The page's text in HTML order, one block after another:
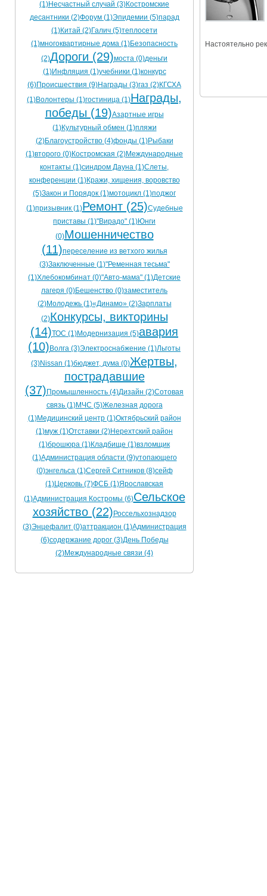
Ограничения движения транспорта на майские
Электронные транспортные карты
Настоятельно
(1)Несчастный случай (3)Костромские
десантники (2)Форум (1)Эпидемии (5)парад
(1)Китай (2)Галич (5)теплосети
(1)многоквартирные дома (1)Безопасность
(2)Дороги (29)моста (0)деньги
(1)Инфляция (1)учебники (1)конкурс
(6)Происшествия (9)Награды (3)газ (2)КГСХА
(1)Волонтеры (1)гостиница (1)Награды,
победы (19)Азартные игры
(1)Культурный обмен (1)пляжи
(2)Благоустройство (4)фонды (1)Рыбаки
(1)второго (0)Костромская (2)Международные
контакты (1)синдром Дауна (1)Слеты,
конференции (1)Кражи, хищения, воровство
(5)Закон и Порядок (1)мотоцикл (1)поджог
(1)призывник (1)Ремонт (25)Судебные
приставы (1)"Вирадо" (1)Юнги
(0)Мошенничество
(11)переселение из ветхого жилья
(3)Заключенные (1)"Ременная тесьма"
(1)Хлебокомбинат (0)"Авто-мама" (1)Детские
лагеря (0)Бешенство (0)заместитель
(2)Молодежь (1)«Динамо» (2)Зарплаты
(2)Конкурсы, викторины
(14)ТОС (1)Модернизация (5)авария
(10) Волга (3)Электроснабжение (1)Льготы
(3)Nissan (1)бюджет, дума (0)Жертвы,
пострадавшие
(37) Промышленность (4)Дизайн (2)Сотовая
связь (1)МЧС (5)Железная дорога
(1)Медицинский центр (1)Октябрьский район
(1)муж (1)Отставки (2)Нерехтский район
(1)брошюра (1)Кладбище (1)взломщик
(1)Администрация области (9)утопающего
(0)энгельса (1)Сергей Ситников (8)сейф
(1)Церковь (7)ФСБ (1)Ярославская
(1)Администрация Костромы (6)Сельское
хозяйство (22) Россельхознадзор
(3)Энцефалит (0)аттракцион (1)Администрация
(6)содержание дорог (3)День Победы
(2)Международные связи (4)